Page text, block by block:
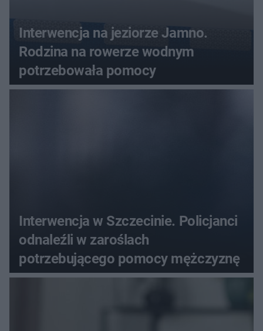
Interwencja na jeziorze Jamno.
Rodzina na rowerze wodnym
potrzebowała pomocy
Interwencja w Szczecinie. Policjanci
odnaleźli w zaroślach
potrzebującego pomocy mężczyznę